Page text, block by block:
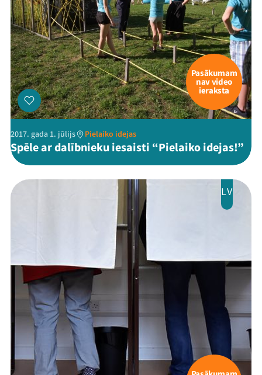
Pasākumam
nav video
ieraksta
2017. gada 1. jūlijs Pielaiko idejas
Spēle ar dalībnieku iesaisti “Pielaiko idejas!”
LV